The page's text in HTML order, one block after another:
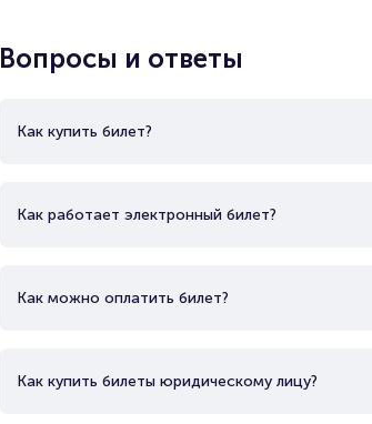
Вопросы и ответы
Как купить билет?
Как работает электронный билет?
Как можно оплатить билет?
Как купить билеты юридическому лицу?